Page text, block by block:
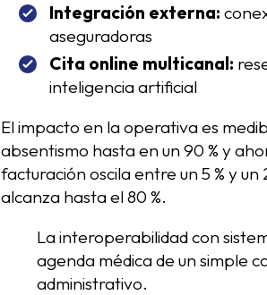
Integración externa:
aseguradoras
Cita online multicanal:
inteligencia artificial
El impacto en la operativa es
absentismo hasta en un 90 % y
facturación oscila entre un 5 % y
alcanza hasta el 80 %.
La interoperabilidad con
agenda médica de un simple
administrativo.